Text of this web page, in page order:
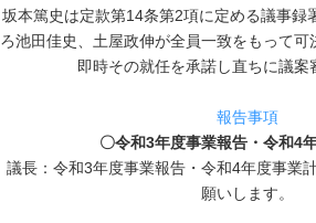
坂本篤史は定款第14条第2項に定める議事録
ろ池田佳史、土屋政伸が全員一致をもって
即時その就任を承諾し直ちに議案
報告事項
〇令和3年度事業報告・令和4
議長：令和3年度事業報告・令和4年度事業
願いします。